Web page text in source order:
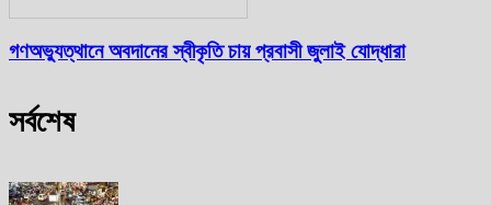
গণঅভ্যুত্থানে অবদানের স্বীকৃতি চায় প্রবাসী জুলাই যোদ্ধারা
সর্বশেষ